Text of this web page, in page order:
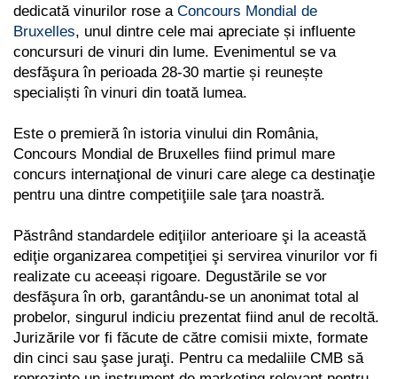
dedicată vinurilor rose a Concours Mondial de
Bruxelles, unul dintre cele mai apreciate și influente
concursuri de vinuri din lume. Evenimentul se va
desfăşura în perioada 28-30 martie și reunește
specialiști în vinuri din toată lumea.
Este o premieră în istoria vinului din România,
Concours Mondial de Bruxelles fiind primul mare
concurs internaţional de vinuri care alege ca destinaţie
pentru una dintre competiţiile sale ţara noastră.
Păstrând standardele ediţiilor anterioare şi la această
ediţie organizarea competiţiei şi servirea vinurilor vor fi
realizate cu aceeași rigoare. Degustările se vor
desfăşura în orb, garantându-se un anonimat total al
probelor, singurul indiciu prezentat fiind anul de recoltă.
Jurizările vor fi făcute de către comisii mixte, formate
din cinci sau şase juraţi. Pentru ca medaliile CMB să